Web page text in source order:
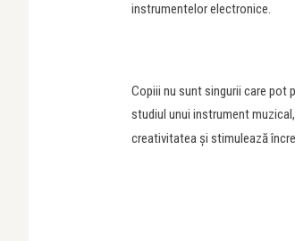
instrumentelor electronice.
Copiii nu sunt singurii care pot
studiul unui instrument
creativitatea și stimulează